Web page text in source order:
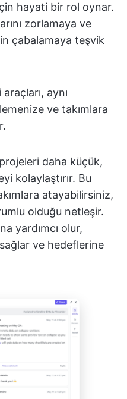
hayati bir rol oynar.
zorlamaya ve
çabalamaya teşvik
aynı
ve takımlara
daha küçük,
kolaylaştırır. Bu
atayabilirsiniz,
olduğu netleşir.
yardımcı olur,
ve hedeflerine